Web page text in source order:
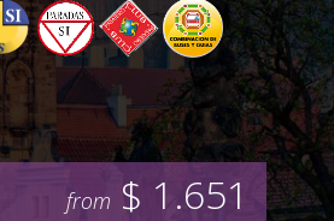
from $ 1.651